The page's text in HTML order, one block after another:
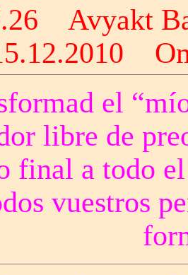
Avyakt
el
libre de
final a todo
vuestros